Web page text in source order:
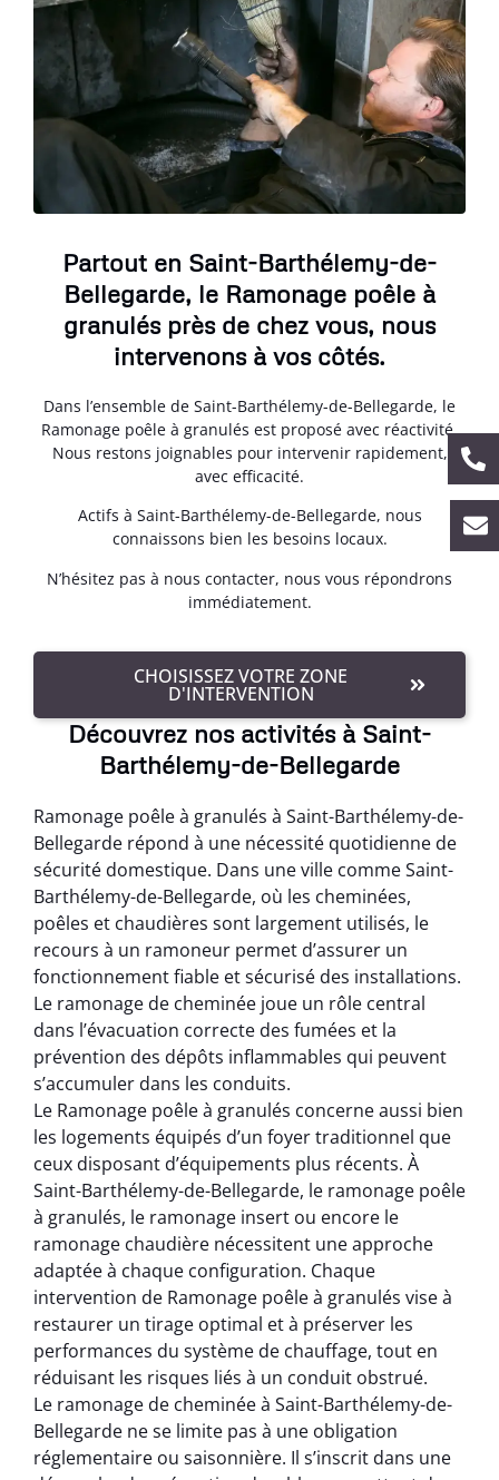
Partout en Saint-Barthélemy-de-
Bellegarde, le Ramonage poêle à
granulés près de chez vous, nous
intervenons à vos côtés.
Dans l’ensemble de Saint-Barthélemy-de-Bellegarde, le
Ramonage poêle à granulés est proposé avec réactivité.
Nous restons joignables pour intervenir rapidement,
avec efficacité.
Actifs à Saint-Barthélemy-de-Bellegarde, nous
connaissons bien les besoins locaux.
N’hésitez pas à nous contacter, nous vous répondrons
immédiatement.
CHOISISSEZ VOTRE ZONE
D'INTERVENTION
Découvrez nos activités à Saint-
Barthélemy-de-Bellegarde
Ramonage poêle à granulés à Saint-Barthélemy-de-
Bellegarde répond à une nécessité quotidienne de
sécurité domestique. Dans une ville comme Saint-
Barthélemy-de-Bellegarde, où les cheminées,
poêles et chaudières sont largement utilisés, le
recours à un ramoneur permet d’assurer un
fonctionnement fiable et sécurisé des installations.
Le ramonage de cheminée joue un rôle central
dans l’évacuation correcte des fumées et la
prévention des dépôts inflammables qui peuvent
s’accumuler dans les conduits.
Le Ramonage poêle à granulés concerne aussi bien
les logements équipés d’un foyer traditionnel que
ceux disposant d’équipements plus récents. À
Saint-Barthélemy-de-Bellegarde, le ramonage poêle
à granulés, le ramonage insert ou encore le
ramonage chaudière nécessitent une approche
adaptée à chaque configuration. Chaque
intervention de Ramonage poêle à granulés vise à
restaurer un tirage optimal et à préserver les
performances du système de chauffage, tout en
réduisant les risques liés à un conduit obstrué.
Le ramonage de cheminée à Saint-Barthélemy-de-
Bellegarde ne se limite pas à une obligation
réglementaire ou saisonnière. Il s’inscrit dans une